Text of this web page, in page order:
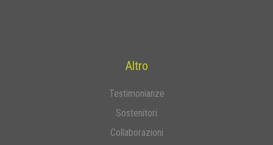
Altro
Testimonianze
Sostenitori
Collaborazioni